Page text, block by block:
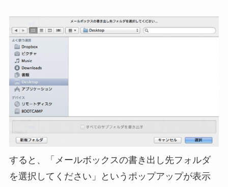
すると、「メールボックスの書き出し先フォルダ
を選択してください」というポップアップが表示